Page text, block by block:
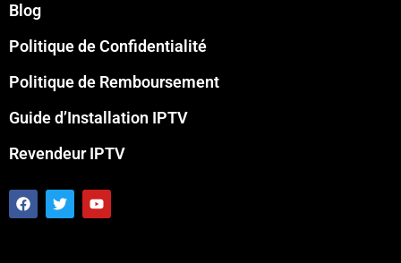
Blog
Politique de Confidentialité
Politique de Remboursement
Guide d’Installation IPTV
Revendeur IPTV
F
a
c
T
w
i
Y
o
u